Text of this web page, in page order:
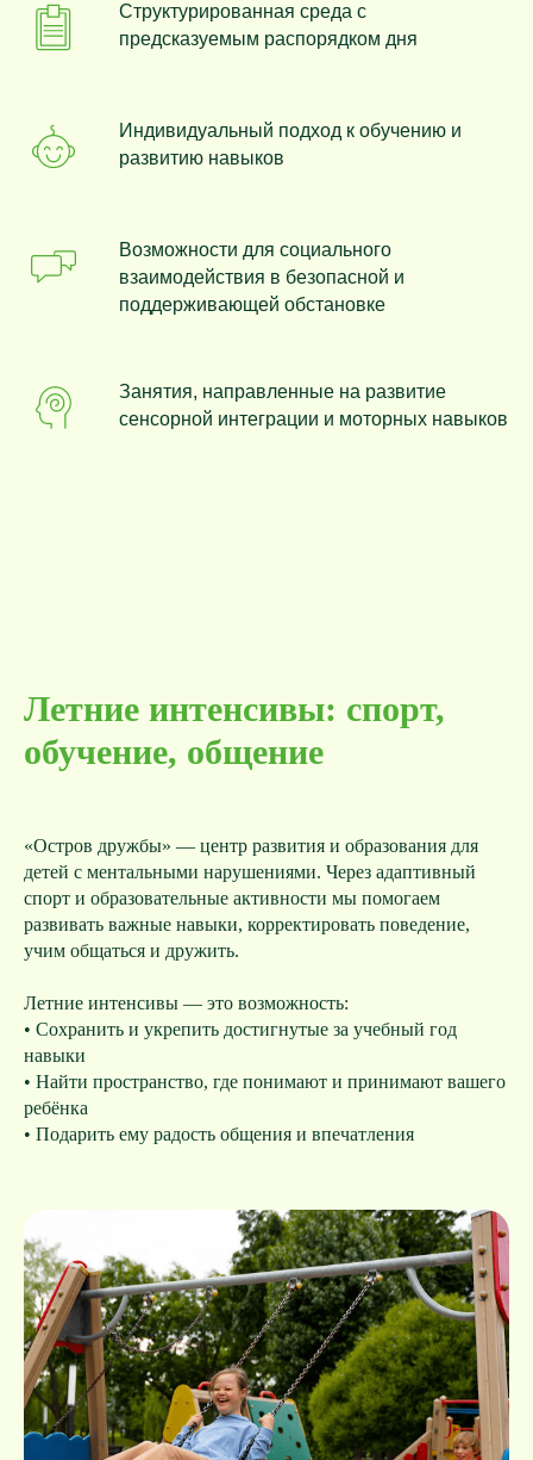
Структурированная среда с
предсказуемым распорядком дня
Индивидуальный подход к обучению и
развитию навыков
Возможности для социального
взаимодействия в безопасной и
поддерживающей обстановке
Занятия, направленные на развитие
сенсорной интеграции и моторных навыков
Летние интенсивы: спорт,
обучение, общение
«Остров дружбы» — центр развития и образования для
детей с ментальными нарушениями. Через адаптивный
спорт и образовательные активности мы помогаем
развивать важные навыки, корректировать поведение,
учим общаться и дружить.
Летние интенсивы — это возможность:
• Сохранить и укрепить достигнутые за учебный год
навыки
• Найти пространство, где понимают и принимают вашего
ребёнка
• Подарить ему радость общения и впечатления